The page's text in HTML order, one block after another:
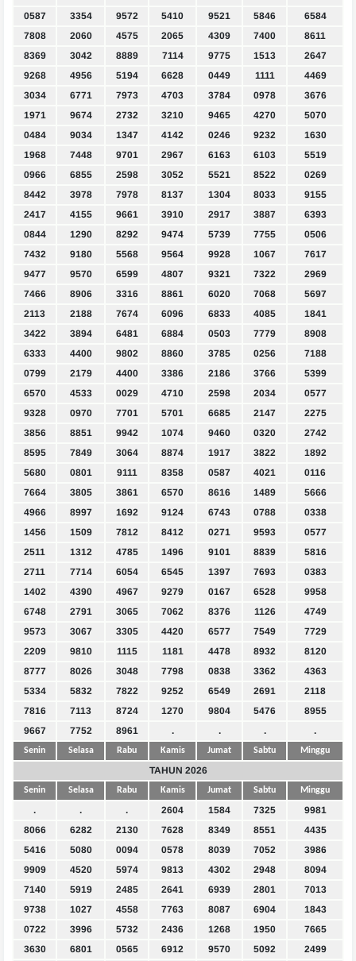
0587
3354 9572 5410 9521 5846
6584
7808
2060 4575 2065 4309 7400
8611
8369
3042 8889 7114 9775 1513
2647
9268
4956 5194 6628 0449 1111
4469
3034
6771 7973 4703 3784 0978
3676
1971
9674 2732 3210 9465 4270
5070
0484
9034 1347 4142 0246 9232
1630
1968
7448 9701 2967 6163 6103
5519
0966
6855 2598 3052 5521 8522
0269
8442
3978 7978 8137 1304 8033
9155
2417
4155 9661 3910 2917 3887
6393
0844
1290 8292 9474 5739 7755
0506
7432
9180 5568 9564 9928 1067
7617
9477
9570 6599 4807 9321 7322
2969
7466
8906 3316 8861 6020 7068
5697
2113
2188 7674 6096 6833 4085
1841
3422
3894 6481 6884 0503 7779
8908
6333
4400 9802 8860 3785 0256
7188
0799
2179 4400 3386 2186 3766
5399
6570
4533 0029 4710 2598 2034
0577
9328
0970 7701 5701 6685 2147
2275
3856
8851 9942 1074 9460 0320
2742
8595
7849 3064 8874 1917 3822
1892
5680
0801 9111 8358 0587 4021
0116
7664
3805 3861 6570 8616 1489
5666
4966
8997 1692 9124 6743 0788
0338
1456
1509 7812 8412 0271 9593
0577
2511
1312 4785 1496 9101 8839
5816
2711
7714 6054 6545 1397 7693
0383
1402
4390 4967 9279 0167 6528
9958
6748
2791 3065 7062 8376 1126
4749
9573
3067 3305 4420 6577 7549
7729
2209
9810 1115 1181 4478 8932
8120
8777
8026 3048 7798 0838 3362
4363
5334
5832 7822 9252 6549 2691
2118
7816
7113 8724 1270 9804 5476
8955
9667
7752 8961 . . . .
Senin Selasa Rabu Kamis Jumat Sabtu Minggu
TAHUN 2026
Senin Selasa Rabu Kamis Jumat Sabtu Minggu
. . . 2604 1584 7325
9981
8066
6282 2130 7628 8349 8551
4435
5416
5080 0094 0578 8039 7052
3986
9909
4520 5974 9813 4302 2948
8094
7140
5919 2485 2641 6939 2801
7013
9738
1027 4558 7763 8087 6904
1843
0722
3996 5732 2436 1268 1950
7665
3630
6801 0565 6912 9570 5092
2499